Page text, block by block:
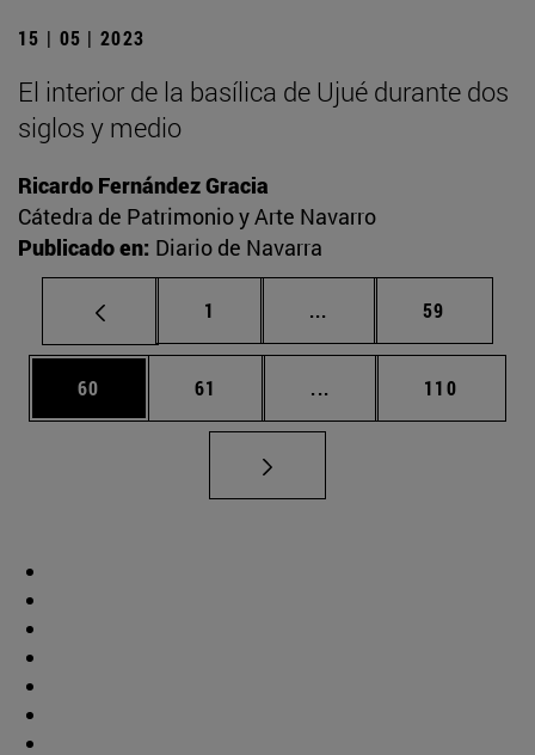
15 | 05 | 2023
El interior de la basílica de Ujué durante dos
siglos y medio
Ricardo Fernández Gracia
Cátedra de Patrimonio y Arte Navarro
Publicado en: Diario de Navarra
Página
1 ... Páginas intermedias
Página
59
Página
60 Página
61 ... Páginas intermedias
Página
110